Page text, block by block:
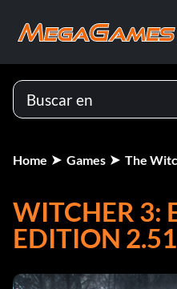
Home Games The
WITCHER 3:
EDITION